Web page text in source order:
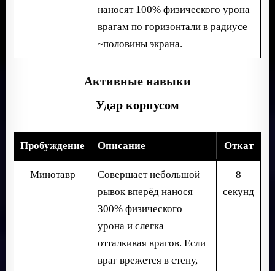
наносят 100% физического урона
врагам по горизонтали в радиусе
~половины экрана.
Активные навыки
Удар корпусом
Пробуждение Описание Откат
Минотавр
Совершает небольшой
рывок вперёд нанося
300% физического
урона и слегка
отталкивая врагов. Если
враг врежется в стену,
8
секунд